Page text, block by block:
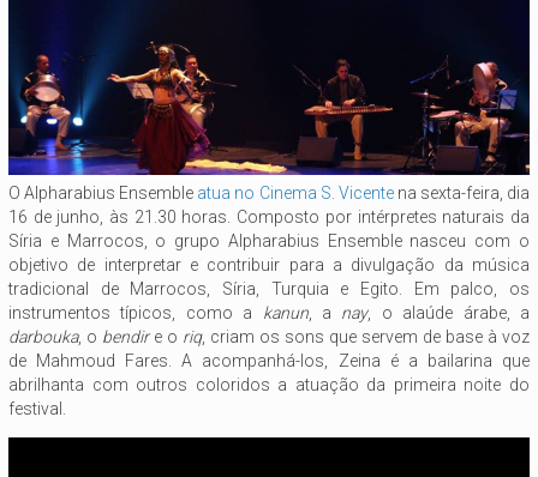
O Alpharabius Ensemble atua no Cinema S. Vicentena sexta-feira, dia
16 de junho, às 21.30 horas. Composto por intérpretes naturais da
Síria e Marrocos, o grupo Alpharabius Ensemble nasceu com o
objetivo de interpretar e contribuir para a divulgação da música
tradicional de Marrocos, Síria, Turquia e Egito. Em palco, os
instrumentos típicos, como a kanun, a nay, o alaúde árabe, a
darbouka, o bendire o riq, criam os sons que servem de base à voz
de Mahmoud Fares. A acompanhá-los, Zeina é a bailarina que
abrilhanta com outros coloridos a atuação da primeira noite do
festival.